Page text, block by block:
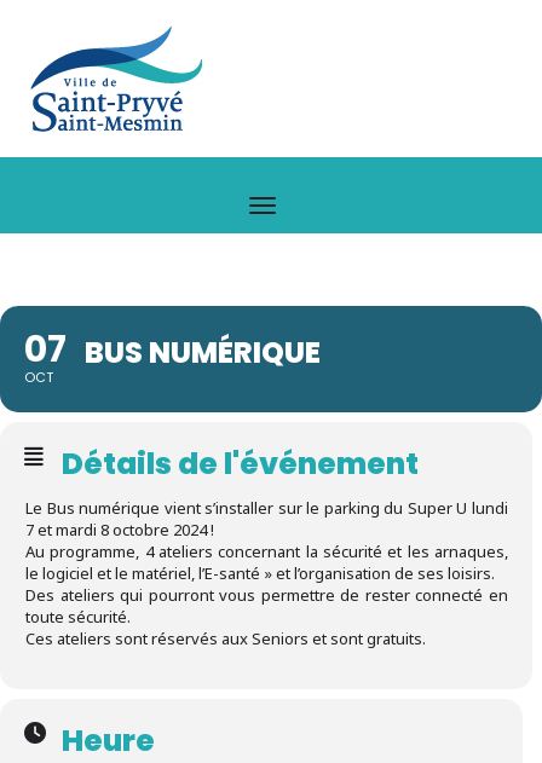
07
OCT
BUS NUMÉRIQUE
Détails de l'événement
Le Bus numérique vient s’installer sur le parking du Super U lundi
7 et mardi 8 octobre 2024 !
Au programme, 4 ateliers concernant la sécurité et les arnaques,
le logiciel et le matériel, l’E-santé » et l’organisation de ses loisirs.
Des ateliers qui pourront vous permettre de rester connecté en
toute sécurité.
Ces ateliers sont réservés aux Seniors et sont gratuits.
Heure